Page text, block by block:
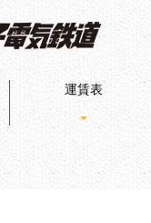
運賃表